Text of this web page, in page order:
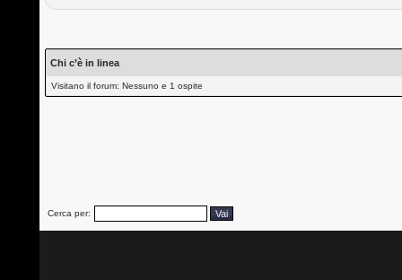
Chi c’è in linea
Visitano il forum: Nessuno e 1 ospite
Cerca per: